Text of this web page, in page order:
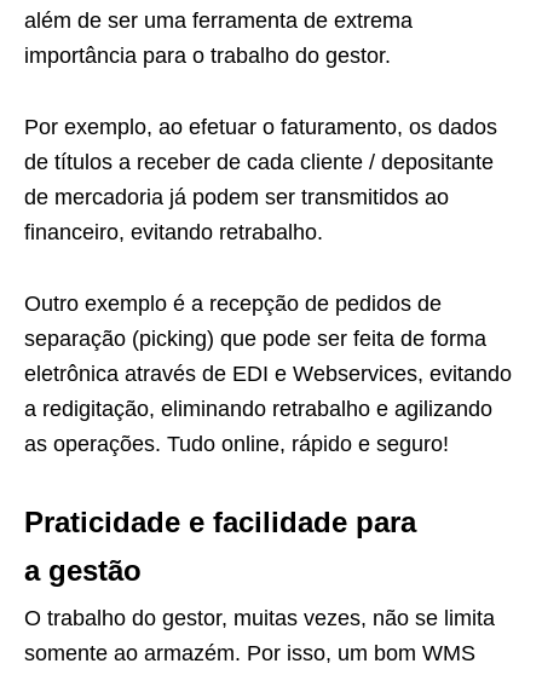
além de ser uma ferramenta de extrema
importância para o trabalho do gestor.
Por exemplo, ao efetuar o faturamento, os dados
de títulos a receber de cada cliente / depositante
de mercadoria já podem ser transmitidos ao
financeiro, evitando retrabalho.
Outro exemplo é a recepção de pedidos de
separação (picking) que pode ser feita de forma
eletrônica através de EDI e Webservices, evitando
a redigitação, eliminando retrabalho e agilizando
as operações. Tudo online, rápido e seguro!
Praticidade e facilidade para
a gestão
O trabalho do gestor, muitas vezes, não se limita
somente ao armazém. Por isso, um bom WMS